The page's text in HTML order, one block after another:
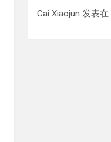
Cai Xiaojun 发表在